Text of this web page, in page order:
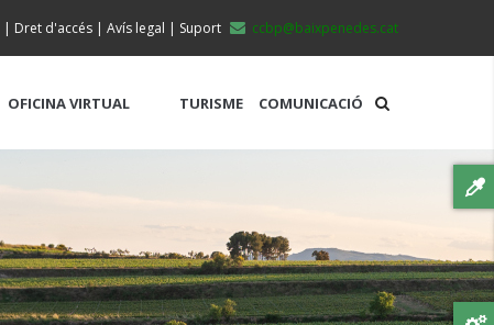
ccbp@baixpenedes.cat
| Dret d'accés | Avís legal | Suport
OFICINA VIRTUAL TURISME COMUNICACIÓ